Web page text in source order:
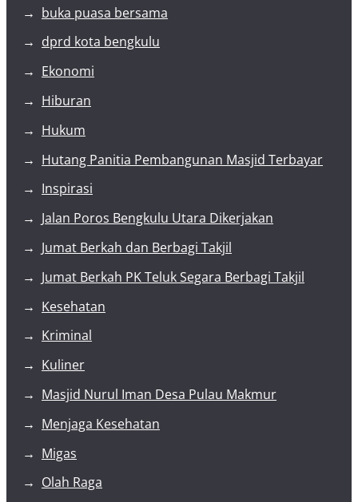
buka puasa bersama
dprd kota bengkulu
Ekonomi
Hiburan
Hukum
Hutang Panitia Pembangunan Masjid Terbayar
Inspirasi
Jalan Poros Bengkulu Utara Dikerjakan
Jumat Berkah dan Berbagi Takjil
Jumat Berkah PK Teluk Segara Berbagi Takjil
Kesehatan
Kriminal
Kuliner
Masjid Nurul Iman Desa Pulau Makmur
Menjaga Kesehatan
Migas
Olah Raga